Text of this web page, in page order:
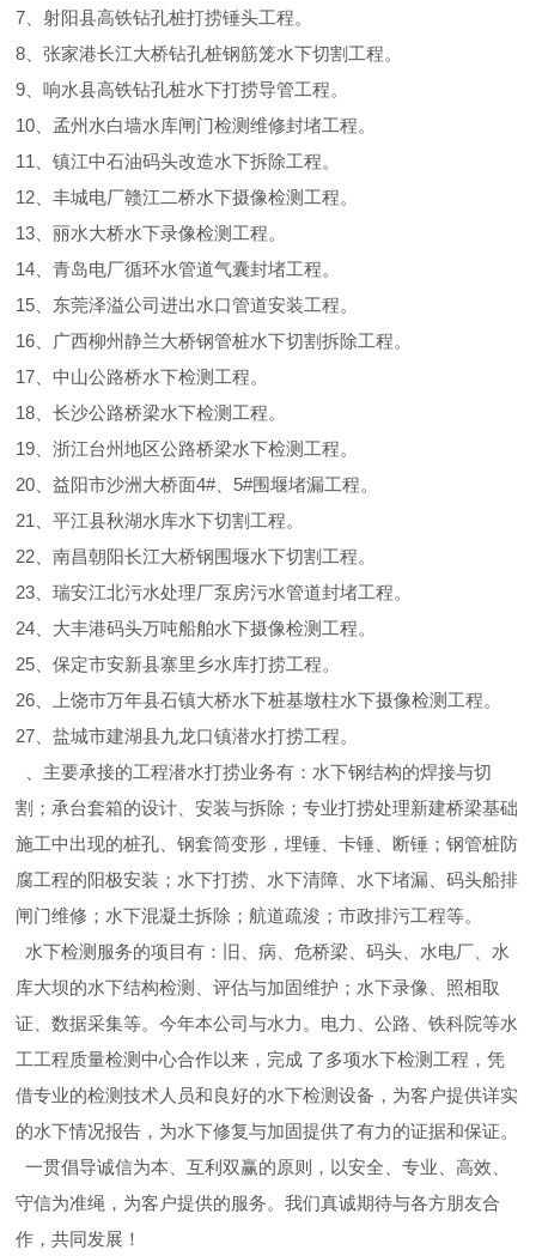
7、射阳县高铁钻孔桩打捞锤头工程。
8、张家港长江大桥钻孔桩钢筋笼水下切割工程。
9、响水县高铁钻孔桩水下打捞导管工程。
10、孟州水白墙水库闸门检测维修封堵工程。
11、镇江中石油码头改造水下拆除工程。
12、丰城电厂赣江二桥水下摄像检测工程。
13、丽水大桥水下录像检测工程。
14、青岛电厂循环水管道气囊封堵工程。
15、东莞泽溢公司进出水口管道安装工程。
16、广西柳州静兰大桥钢管桩水下切割拆除工程。
17、中山公路桥水下检测工程。
18、长沙公路桥梁水下检测工程。
19、浙江台州地区公路桥梁水下检测工程。
20、益阳市沙洲大桥面4#、5#围堰堵漏工程。
21、平江县秋湖水库水下切割工程。
22、南昌朝阳长江大桥钢围堰水下切割工程。
23、瑞安江北污水处理厂泵房污水管道封堵工程。
24、大丰港码头万吨船舶水下摄像检测工程。
25、保定市安新县寨里乡水库打捞工程。
26、上饶市万年县石镇大桥水下桩基墩柱水下摄像检测工程。
27、盐城市建湖县九龙口镇潜水打捞工程。
、主要承接的工程潜水打捞业务有：水下钢结构的焊接与切
割；承台套箱的设计、安装与拆除；专业打捞处理新建桥梁基础
施工中出现的桩孔、钢套筒变形，埋锤、卡锤、断锤；钢管桩防
腐工程的阳极安装；水下打捞、水下清障、水下堵漏、码头船排
闸门维修；水下混凝土拆除；航道疏浚；市政排污工程等。
水下检测服务的项目有：旧、病、危桥梁、码头、水电厂、水
库大坝的水下结构检测、评估与加固维护；水下录像、照相取
证、数据采集等。今年本公司与水力。电力、公路、铁科院等水
工工程质量检测中心合作以来，完成 了多项水下检测工程，凭
借专业的检测技术人员和良好的水下检测设备，为客户提供详实
的水下情况报告，为水下修复与加固提供了有力的证据和保证。
一贯倡导诚信为本、互利双赢的原则，以安全、专业、高效、
守信为准绳，为客户提供的服务。我们真诚期待与各方朋友合
作，共同发展！